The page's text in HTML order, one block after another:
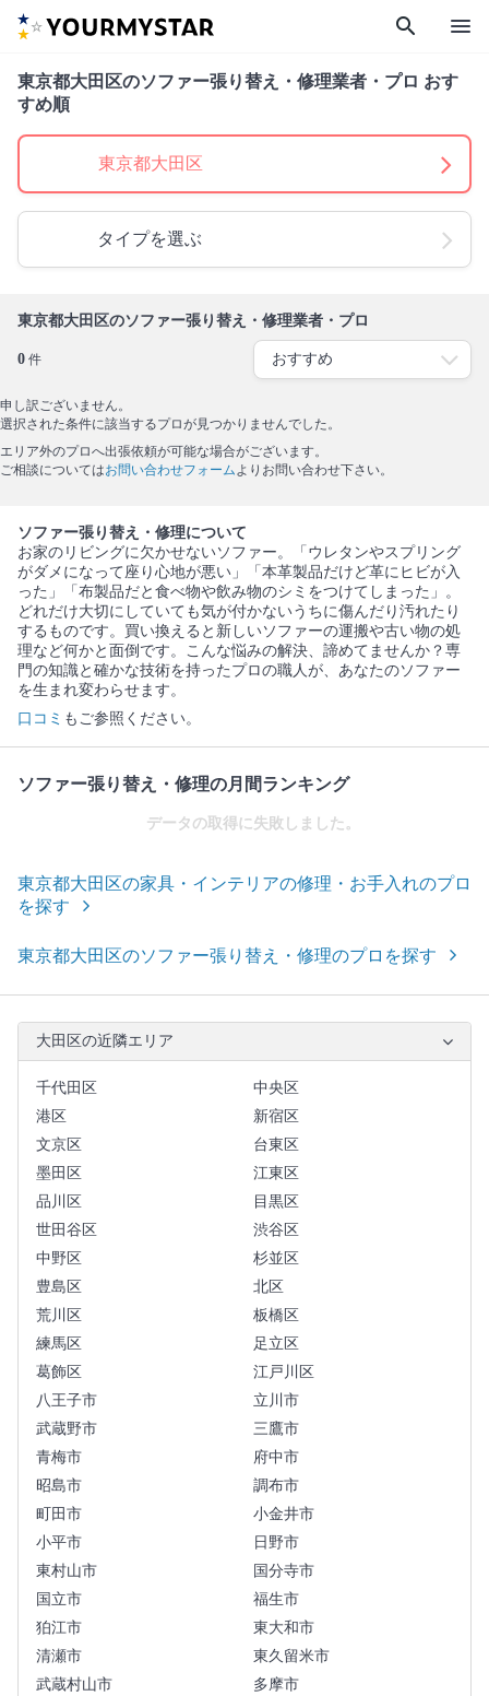
search menu
東京都大田区のソファー張り替え・修理業者・プロ おす
すめ順
東京都大田区
タイプを選ぶ
東京都大田区のソファー張り替え・修理業者・プロ
0 件
申し訳ございません。
選択された条件に該当するプロが見つかりませんでした。
エリア外のプロへ出張依頼が可能な場合がございます。
ご相談についてはお問い合わせフォームよりお問い合わせ下さい。
ソファー張り替え・修理について
お家のリビングに欠かせないソファー。「ウレタンやスプリング
がダメになって座り心地が悪い」「本革製品だけど革にヒビが入
った」「布製品だと食べ物や飲み物のシミをつけてしまった」。
どれだけ大切にしていても気が付かないうちに傷んだり汚れたり
するものです。買い換えると新しいソファーの運搬や古い物の処
理など何かと面倒です。こんな悩みの解決、諦めてませんか？専
門の知識と確かな技術を持ったプロの職人が、あなたのソファー
を生まれ変わらせます。
口コミ もご参照ください。
ソファー張り替え・修理の月間ランキング
データの取得に失敗しました。
東京都大田区の家具・インテリアの修理・お手入れのプロ
を探す
東京都大田区のソファー張り替え・修理のプロを探す
大田区の近隣エリア
千代田区
中央区
港区
新宿区
文京区
台東区
墨田区
江東区
品川区
目黒区
世田谷区
渋谷区
中野区
杉並区
豊島区
北区
荒川区
板橋区
練馬区
足立区
葛飾区
江戸川区
八王子市
立川市
武蔵野市
三鷹市
青梅市
府中市
昭島市
調布市
町田市
小金井市
小平市
日野市
東村山市
国分寺市
国立市
福生市
狛江市
東大和市
清瀬市
東久留米市
武蔵村山市
多摩市